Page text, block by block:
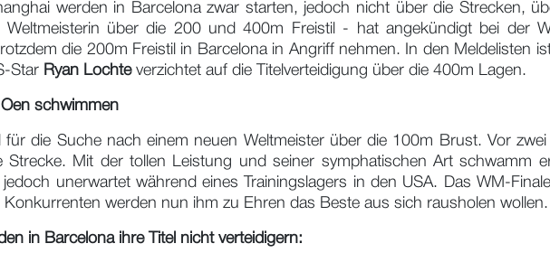
werden in Barcelona zwar starten, jedoch nicht über die Strecken,
Weltmeisterin über die 200 und 400m Freistil - hat angekündigt bei der
die 200m Freistil in Barcelona in Angriff nehmen. In den Meldelisten
Star Ryan Lochteverzichtet auf die Titelverteidigung über die 400m Lagen.
schwimmen
für die Suche nach einem neuen Weltmeister über die 100m Brust. Vor
Strecke. Mit der tollen Leistung und seiner symphatischen Art schwamm
unerwartet während eines Trainingslagers in den USA. Das WM-
Konkurrenten werden nun ihm zu Ehren das Beste aus sich rausholen wollen.
in Barcelona ihre Titel nicht verteidigern: